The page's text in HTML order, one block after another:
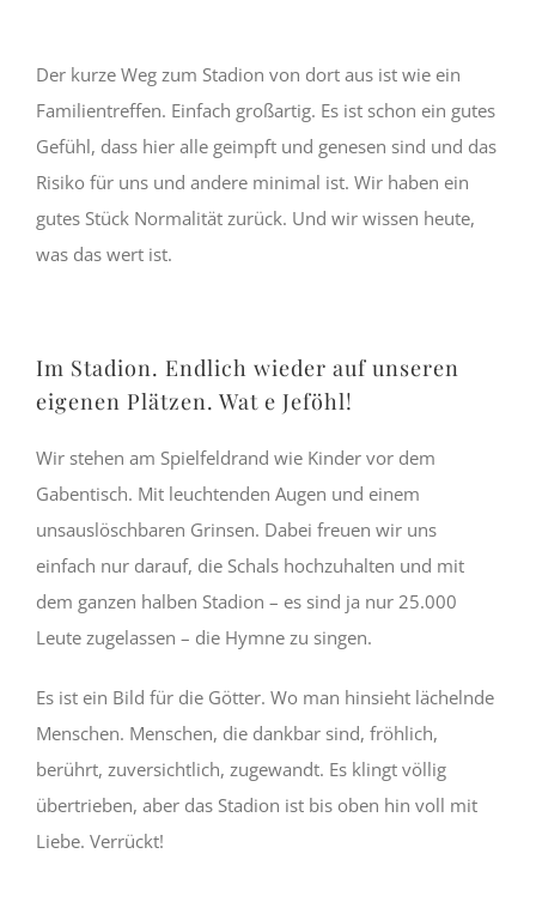
Der kurze Weg zum Stadion von dort aus ist wie ein
Familientreffen. Einfach großartig. Es ist schon ein gutes
Gefühl, dass hier alle geimpft und genesen sind und das
Risiko für uns und andere minimal ist. Wir haben ein
gutes Stück Normalität zurück. Und wir wissen heute,
was das wert ist.
Im Stadion. Endlich wieder auf unseren
eigenen Plätzen. Wat e Jeföhl!
Wir stehen am Spielfeldrand wie Kinder vor dem
Gabentisch. Mit leuchtenden Augen und einem
unsauslöschbaren Grinsen. Dabei freuen wir uns
einfach nur darauf, die Schals hochzuhalten und mit
dem ganzen halben Stadion – es sind ja nur 25.000
Leute zugelassen – die Hymne zu singen.
Es ist ein Bild für die Götter. Wo man hinsieht lächelnde
Menschen. Menschen, die dankbar sind, fröhlich,
berührt, zuversichtlich, zugewandt. Es klingt völlig
übertrieben, aber das Stadion ist bis oben hin voll mit
Liebe. Verrückt!